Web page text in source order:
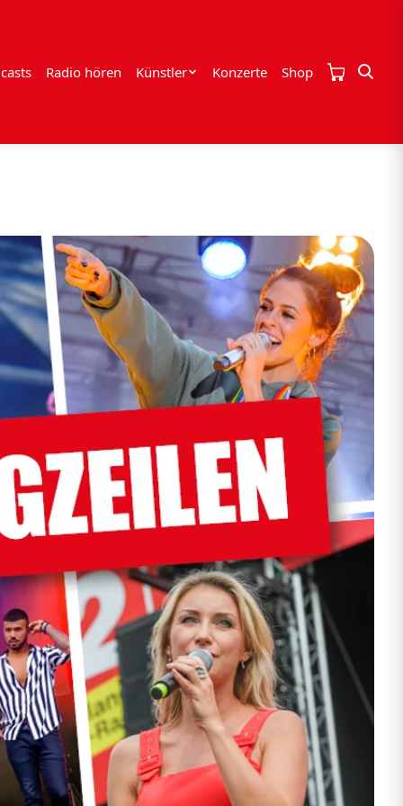
Radio hören Künstler Konzerte Shop